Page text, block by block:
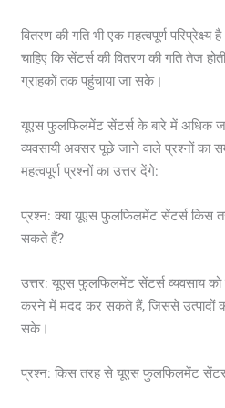
वितरण की गति भी एक महत्वपूर्ण
चाहिए कि सेंटर्स की वितरण की गति तेज
ग्राहकों तक पहुंचाया जा सके।
यूएस फुलफिलमेंट सेंटर्स के बारे में अधिक
व्यवसायी अक्सर पूछे जाने वाले प्रश्नों
महत्वपूर्ण प्रश्नों का उत्तर देंगे:
प्रश्न: क्या यूएस फुलफिलमेंट सेंटर्स किस
सकते हैं?
उत्तर: यूएस फुलफिलमेंट सेंटर्स व्यवसाय को
करने में मदद कर सकते हैं, जिससे उत्पादों
सके।
प्रश्न: किस तरह से यूएस फुलफिलमेंट